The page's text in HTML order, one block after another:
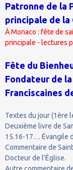
Patronne de la
principale de la
À Monaco : fête de
principale - lectures
Fête du
Fondateur de
Franciscaines
Textes du jour (1ère
Deuxième livre de
15.16-17… Évangile
Commentaire de
Docteur de l'Église.
Autre commentaire